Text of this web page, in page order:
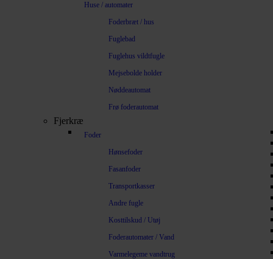
Huse / automater
Foderbræt / hus
Fuglebad
Fuglehus vildtfugle
Mejsebolde holder
Nøddeautomat
Frø foderautomat
Fjerkræ
Foder
Hønsefoder
Fasanfoder
Transportkasser
Andre fugle
Kosttilskud / Utøj
Foderautomater / Vand
Varmelegeme vandtrug